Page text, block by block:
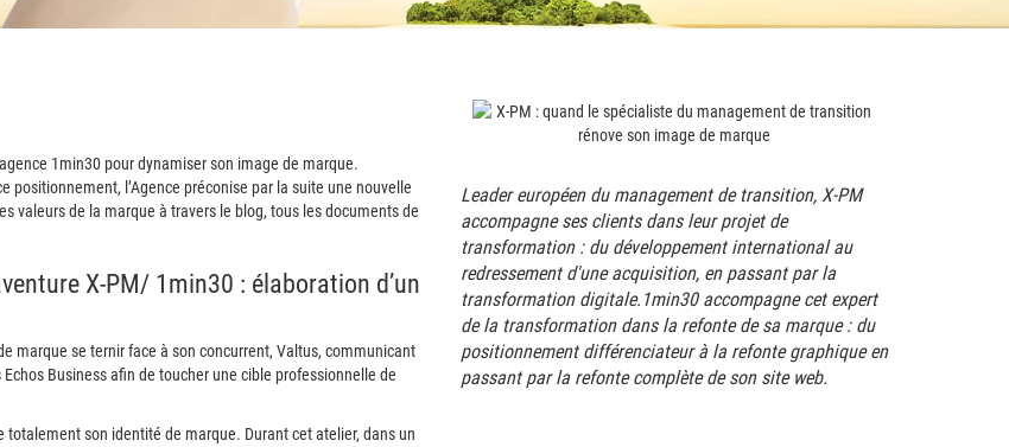
1min30 pour dynamiser son image de marque.
positionnement, l’Agence préconise par la suite une nouvelle
valeurs de la marque à travers le blog, tous les documents de
X-PM/ 1min30 : élaboration d’un
marque se ternir face à son concurrent, Valtus, communicant
Business afin de toucher une cible professionnelle de
totalement son identité de marque. Durant cet atelier, dans un
Leader européen du management de transition, X-PM
accompagne ses clients dans leur projet de
transformation : du développement international au
redressement d'une acquisition, en passant par la
transformation digitale.1min30 accompagne cet expert
de la transformation dans la refonte de sa marque : du
positionnement différenciateur à la refonte graphique en
passant par la refonte complète de son site web.